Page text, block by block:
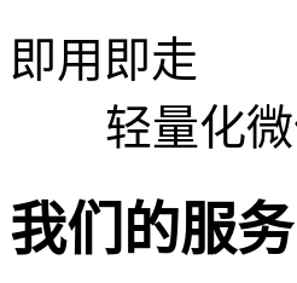
即用即走
轻量化微
我们的服务